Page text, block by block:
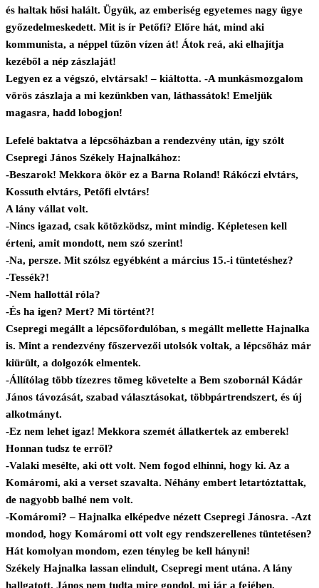
és haltak hősi halált. Ügyük, az emberiség egyetemes nagy ügye
győzedelmeskedett. Mit is ír Petőfi? Előre hát, mind aki
kommunista, a néppel tűzön vízen át! Átok reá, aki elhajítja
kezéből a nép zászlaját!
Legyen ez a végszó, elvtársak! – kiáltotta. -A munkásmozgalom
vörös zászlaja a mi kezünkben van, láthassátok! Emeljük
magasra, hadd lobogjon!
Lefelé baktatva a lépcsőházban a rendezvény után, így szólt
Csepregi János Székely Hajnalkához:
-Beszarok! Mekkora ökör ez a Barna Roland! Rákóczi elvtárs,
Kossuth elvtárs, Petőfi elvtárs!
A lány vállat volt.
-Nincs igazad, csak kötözködsz, mint mindig. Képletesen kell
érteni, amit mondott, nem szó szerint!
-Na, persze. Mit szólsz egyébként a március 15.-i tüntetéshez?
-Tessék?!
-Nem hallottál róla?
-És ha igen? Mert? Mi történt?!
Csepregi megállt a lépcsőfordulóban, s megállt mellette Hajnalka
is. Mint a rendezvény főszervezői utolsók voltak, a lépcsőház már
kiürült, a dolgozók elmentek.
-Állítólag több tízezres tömeg követelte a Bem szobornál Kádár
János távozását, szabad választásokat, többpártrendszert, és új
alkotmányt.
-Ez nem lehet igaz! Mekkora szemét állatkertek az emberek!
Honnan tudsz te erről?
-Valaki mesélte, aki ott volt. Nem fogod elhinni, hogy ki. Az a
Komáromi, aki a verset szavalta. Néhány embert letartóztattak,
de nagyobb balhé nem volt.
-Komáromi? – Hajnalka elképedve nézett Csepregi Jánosra. -Azt
mondod, hogy Komáromi ott volt egy rendszerellenes tüntetésen?
Hát komolyan mondom, ezen tényleg be kell hányni!
Székely Hajnalka lassan elindult, Csepregi ment utána. A lány
hallgatott, János nem tudta mire gondol, mi jár a fejében.